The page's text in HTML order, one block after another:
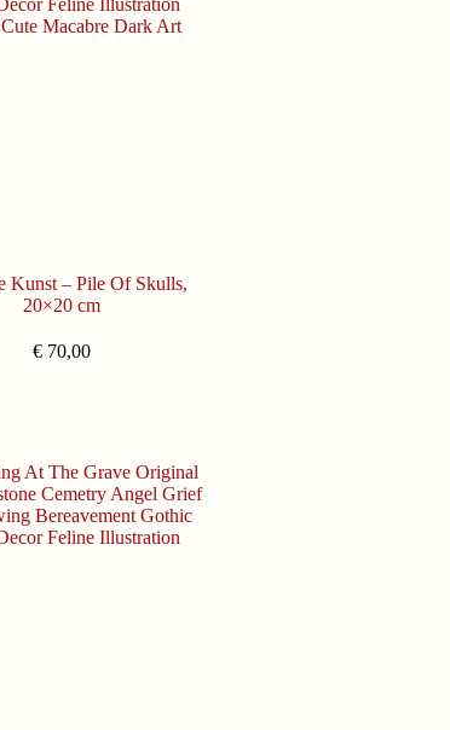
Kunst – Pile Of Skulls,
20×20 cm
€70,00